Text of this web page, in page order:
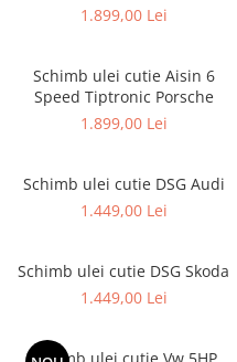
1.899,00 Lei
Schimb ulei cutie Aisin 6
Speed Tiptronic Porsche
1.899,00 Lei
Schimb ulei cutie DSG Audi
1.449,00 Lei
Schimb ulei cutie DSG Skoda
1.449,00 Lei